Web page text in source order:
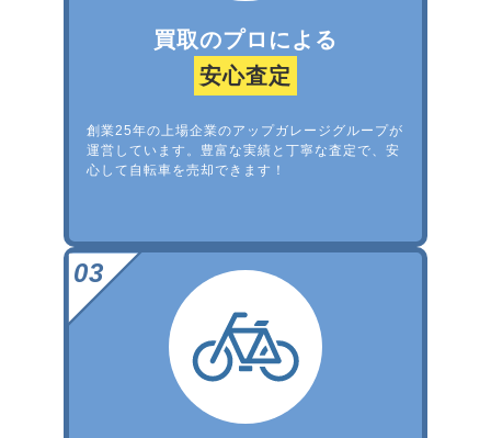
買取のプロによる
安心査定
創業25年の上場企業のアップガレージグループが
運営しています。豊富な実績と丁寧な査定で、安
心して自転車を売却できます！